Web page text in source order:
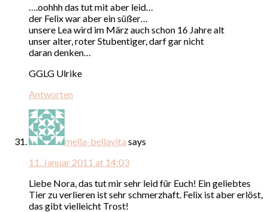
….oohhh das tut mit aber leid…
der Felix war aber ein süßer…
unsere Lea wird im März auch schon 16 Jahre alt
unser alter, roter Stubentiger, darf gar nicht
daran denken…
GGLG Ulrike
Antworten
mella-bellavita says
11. Januar 2011 at 14:03
Liebe Nora, das tut mir sehr leid für Euch! Ein geliebtes
Tier zu verlieren ist sehr schmerzhaft. Felix ist aber erlöst,
das gibt vielleicht Trost!